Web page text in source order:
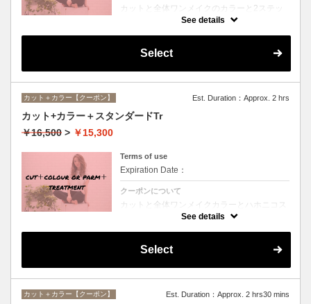
カットと全体ワンメイクのカラーと2ステッ
プトリートメントのお得メニュー。デザイン
や髪の状態によってお薬を塗り分けます。シ
ャンプー、ブロー込、ロング料金なし
See details
Select
カット＋カラー【クーポン】 Est. Duration：Approx. 2 hrs
カット+カラー＋スタンダードTr
￥16,500 > ￥15,300
Terms of use
Expiration Date：
クーポンについて
カットと全体ワンメイクカラーとハホニコス
ペシャルトリートメントのオススメメニュー
♪デザインや髪の状態によってお薬を塗り分
けます。シャンプー、ブロー込み。ロング料
See details
Select
カット＋カラー【クーポン】 Est. Duration：Approx. 2 hrs30 mins